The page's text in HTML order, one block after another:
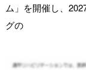
ム」を開催し、
グの